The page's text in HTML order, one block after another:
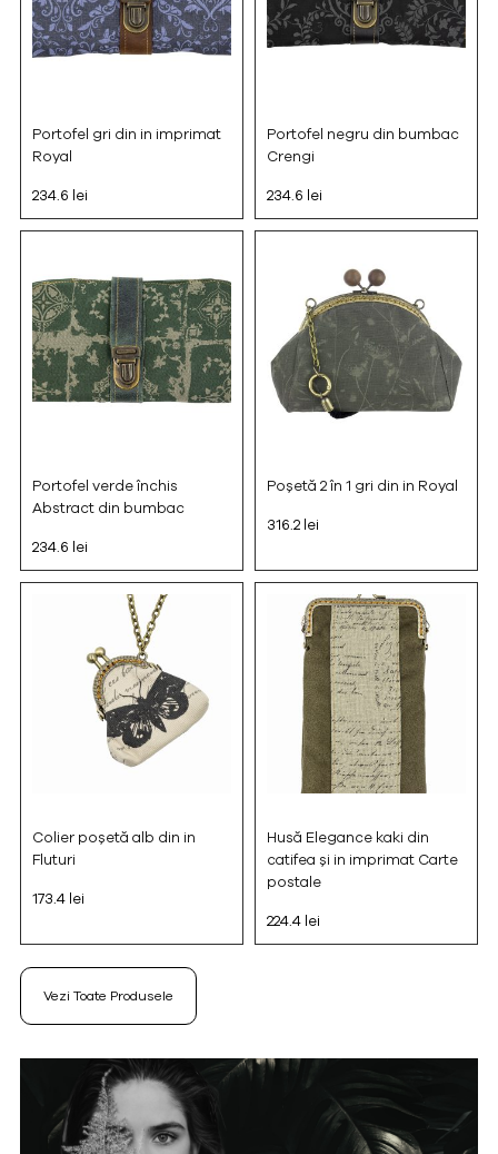
Portofel gri din in imprimat
Royal
234.6 lei
Portofel negru din bumbac
Crengi
234.6 lei
Portofel verde închis
Abstract din bumbac
234.6 lei
Poșetă 2 în 1 gri din in Royal
316.2 lei
Colier poșetă alb din in
Fluturi
173.4 lei
Husă Elegance kaki din
catifea și in imprimat Carte
postale
224.4 lei
Vezi Toate Produsele